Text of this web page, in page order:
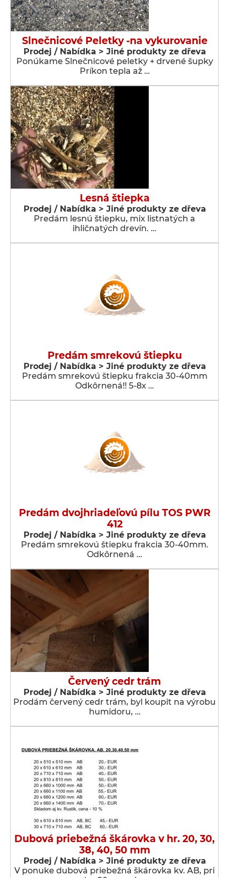
Slnečnicové Peletky -na vykurovanie
Prodej / Nabídka > Jiné produkty ze dřeva
Ponúkame Slnečnicové peletky + drvené šupky
Príkon tepla až …
Lesná štiepka
Prodej / Nabídka > Jiné produkty ze dřeva
Predám lesnú štiepku, mix listnatých a
ihličnatých drevín. …
Predám smrekovú štiepku
Prodej / Nabídka > Jiné produkty ze dřeva
Predám smrekovú štiepku frakcia 30-40mm
Odkôrnená!! 5-8x …
Predám dvojhriadeľovú pílu TOS PWR
412
Prodej / Nabídka > Jiné produkty ze dřeva
Predám smrekovú štiepku frakcia 30-40mm.
Odkôrnená …
Červený cedr trám
Prodej / Nabídka > Jiné produkty ze dřeva
Prodám červený cedr trám, byl koupit na výrobu
humidoru, …
Dubová priebežná škárovka v hr. 20, 30,
38, 40, 50 mm
Prodej / Nabídka > Jiné produkty ze dřeva
V ponuke dubová priebežná škárovka kv. AB, pri